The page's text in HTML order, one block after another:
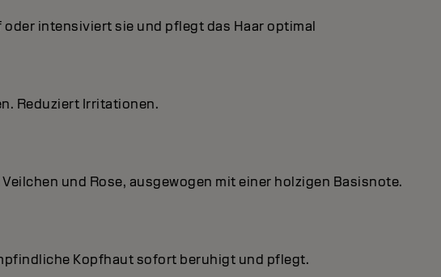
intensiviert sie und pflegt das Haar optimal
Reduziert Irritationen.
und Rose, ausgewogen mit einer holzigen Basisnote.
Kopfhaut sofort beruhigt und pflegt.